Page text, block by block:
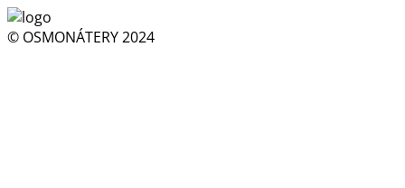
© OSMONÁTERY 2024